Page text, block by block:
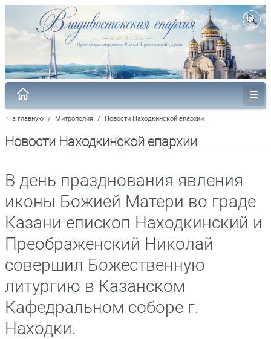
На главную / Митрополия / Новости Находкинской епархии
Новости Находкинской епархии
В день празднования явления
иконы Божией Матери во граде
Казани епископ Находкинский и
Преображенский Николай
совершил Божественную
литургию в Казанском
Кафедральном соборе г.
Находки.